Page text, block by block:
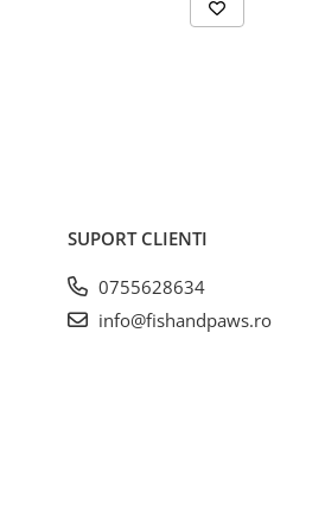
SUPORT CLIENTI
0755628634
info@fishandpaws.ro